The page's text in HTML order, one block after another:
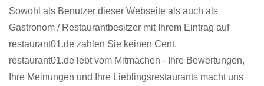
Sowohl als Benutzer dieser Webseite als auch als
Gastronom / Restaurantbesitzer mit Ihrem Eintrag auf
restaurant01.de zahlen Sie keinen Cent.
restaurant01.de lebt vom Mitmachen - Ihre Bewertungen,
Ihre Meinungen und Ihre Lieblingsrestaurants macht uns